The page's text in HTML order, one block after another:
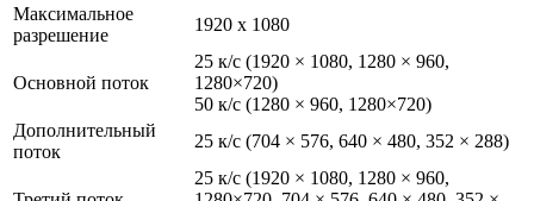
Максимальное
разрешение
1920 x 1080
Основной поток
25 к/с (1920 × 1080, 1280 × 960,
1280×720)
50 к/с (1280 × 960, 1280×720)
Дополнительный
поток
25 к/с (704 × 576, 640 × 480, 352 × 288)
25 к/с (1920 × 1080, 1280 × 960,